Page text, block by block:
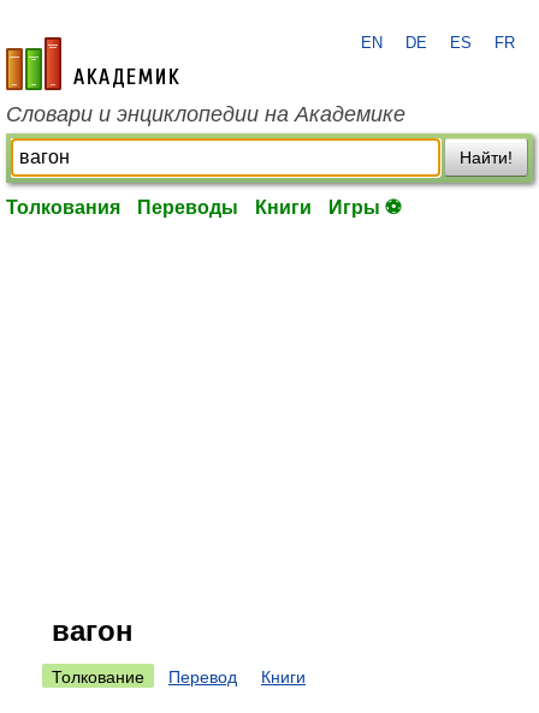
academic.ru
EN DE ES FR
Словари и энциклопедии на Академике
Найти!
Толкования Переводы Книги Игры ⚽
вагон
Толкование Перевод Книги